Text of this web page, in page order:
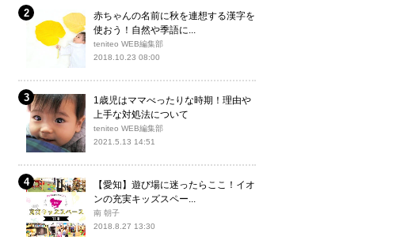
赤ちゃんの名前に秋を連想する漢字を
使おう！自然や季語に...
teniteo WEB編集部
2018.10.23 08:00
1歳児はママべったりな時期！理由や
上手な対処法について
teniteo WEB編集部
2021.5.13 14:51
【愛知】遊び場に迷ったらここ！イオ
ンの充実キッズスペー...
南 朝子
2018.8.27 13:30